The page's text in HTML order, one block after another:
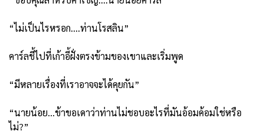
“ไม่เป็นไรหรอก....ท่านโรสลิน”
คาร์ลชี้ไปที่เก้าอี้ฝั่งตรงข้ามของเขาและเริ่มพูด
“มีหลายเรื่องที่เราอาจจะได้คุยกัน”
“นายน้อย...ข้าขอเดาว่าท่านไม่ชอบอะไรที่มันอ้อมค้อมใช่หรือ
ไม่?”